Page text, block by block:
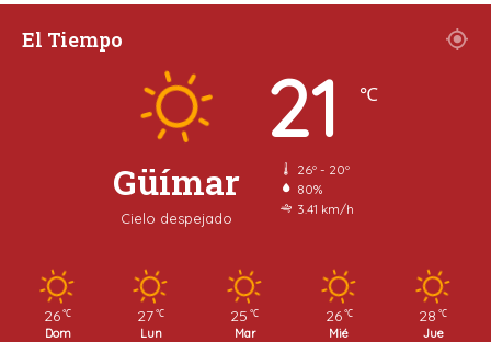
El Tiempo
Güímar
Cielo despejado
21 ℃
26º - 20º
80%
3.41 km/h
26 ℃
Dom
27 ℃
Lun
25 ℃
Mar
26 ℃
Mié
28 ℃
Jue